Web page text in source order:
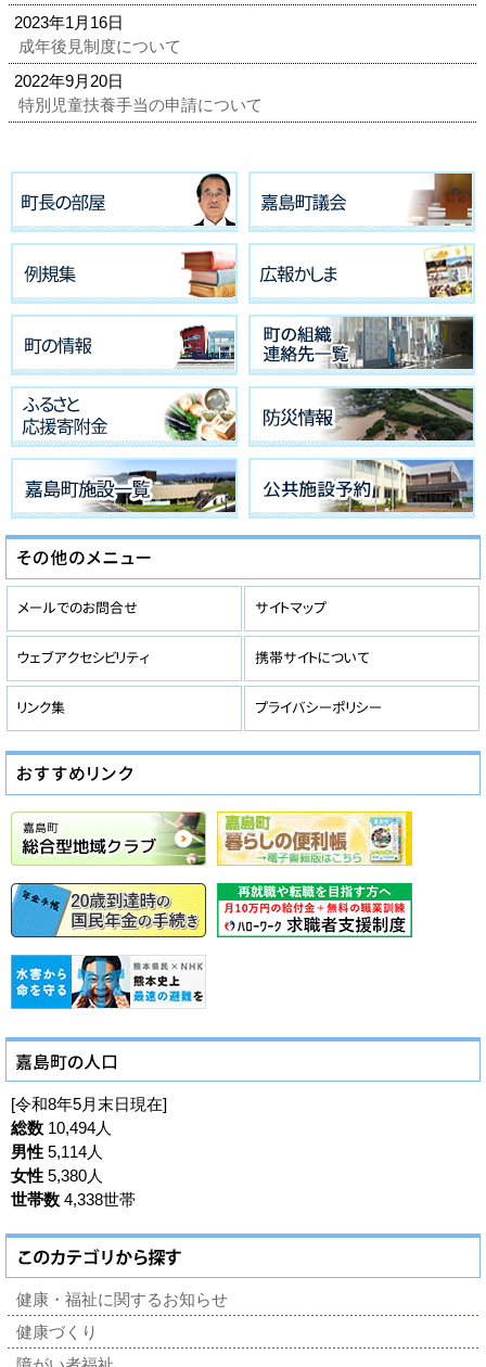
2023年1月16日
成年後見制度について
2022年9月20日
特別児童扶養手当の申請について
[令和8年5月末日現在]
総数 10,494人
男性 5,114人
女性 5,380人
世帯数 4,338世帯
健康・福祉に関するお知らせ
健康づくり